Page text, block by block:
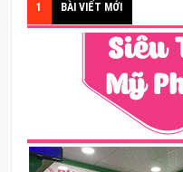
1 BÀI VIẾT MỚI